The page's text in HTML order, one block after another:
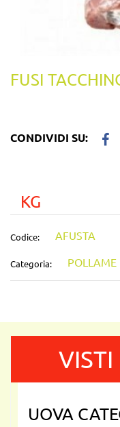
FUSI
CONDIVIDI SU:
KG
Codice: AFUSTA
Categoria: POLLAME
VISTI
UOVA